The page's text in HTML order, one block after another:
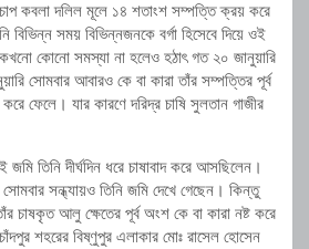
চাপ কবলা দলিল মূলে ১৪ শতাংশ সম্পত্তি ক্রয় করে
সময় বিভিন্নজনকে বর্গা হিসেবে দিয়ে ওই
কখনো কোনো সমস্যা না হলেও হঠাৎ গত ২০ জানুয়ারি
সোমবার আবারও কে বা কারা তাঁর সম্পত্তির পূর্ব
ফেলে। যার কারণে দরিদ্র চাষি সুলতান গাজীর
তিনি দীর্ঘদিন ধরে চাষাবাদ করে আসছিলেন।
সন্ধ্যায়ও তিনি জমি দেখে গেছেন। কিন্তু
চাষকৃত আলু ক্ষেতের পূর্ব অংশ কে বা কারা নষ্ট করে
শহরের বিষ্ণুপুর এলাকার মোঃ রাসেল হোসেন